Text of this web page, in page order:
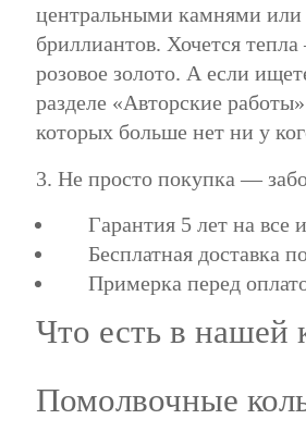
центральными камнями
бриллиантов. Хочется
розовое золото. А если
разделе «Авторские
которых больше нет ни у
3. Не просто покупка —
Гарантия 5 лет на все
Бесплатная доставка
Примерка перед
Что есть в нашей
Помолвочные